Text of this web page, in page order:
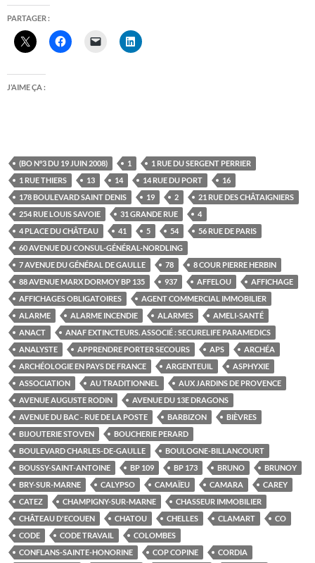
PARTAGER :
J’AIME ÇA :
(BO N°3 DU 19 JUIN 2008) 1
1 RUE DU SERGENT PERRIER
1 RUE THIERS
13 14 14 RUE DU PORT
16
178 BOULEVARD SAINT DENIS
19 2
21 RUE DES CHÂTAIGNIERS
254 RUE LOUIS SAVOIE
31 GRANDE RUE
4
4 PLACE DU CHÂTEAU
41 5 54
56 RUE DE PARIS
60 AVENUE DU CONSUL-GÉNÉRAL-NORDLING
7 AVENUE DU GÉNÉRAL DE GAULLE
78
8 COUR PIERRE HERBIN
88 AVENUE MARX DORMOY BP 135
937 AFFELOU
AFFICHAGE
AFFICHAGES OBLIGATOIRES
AGENT COMMERCIAL IMMOBILIER
ALARME
ALARME INCENDIE ALARMES
AMELI-SANTÉ
ANACT
ANAF EXTINCTEURS. ASSOCIÉ : SECURELIFE PARAMEDICS
ANALYSTE
APPRENDRE PORTER SECOURS APS
ARCHÉA
ARCHÉOLOGIE EN PAYS DE FRANCE
ARGENTEUIL
ASPHYXIE
ASSOCIATION
AU TRADITIONNEL
AUX JARDINS DE PROVENCE
AVENUE AUGUSTE RODIN
AVENUE DU 13E DRAGONS
AVENUE DU BAC - RUE DE LA POSTE
BARBIZON
BIÈVRES
BIJOUTERIE STOVEN
BOUCHERIE PERARD
BOULEVARD CHARLES-DE-GAULLE
BOULOGNE-BILLANCOURT
BOUSSY-SAINT-ANTOINE
BP 109 BP 173 BRUNO
BRUNOY
BRY-SUR-MARNE
CALYPSO CAMAÏEU CAMARA
CAREY
CATEZ
CHAMPIGNY-SUR-MARNE
CHASSEUR IMMOBILIER
CHÂTEAU D'ECOUEN
CHATOU CHELLES CLAMART
CO
CODE
CODE TRAVAIL
COLOMBES
CONFLANS-SAINTE-HONORINE
COP COPINE
CORDIA